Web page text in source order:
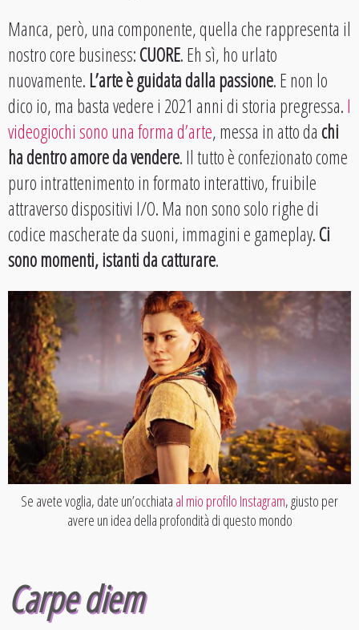
Manca, però, una componente, quella che rappresenta il
nostro core business:CUORE. Eh sì, ho urlato
nuovamente.L’arte è guidata dalla passione. E non lo
dico io, ma basta vedere i 2021 anni di storia pregressa.I
videogiochi sono una forma d’arte, messa in atto dachi
ha dentro amore da vendere. Il tutto è confezionato come
puro intrattenimento in formato interattivo, fruibile
attraverso dispositivi I/O. Ma non sono solo righe di
codice mascherate da suoni, immagini e gameplay.Ci
sono momenti, istanti da catturare.
Se avete voglia, date un’occhiata al mio profilo Instagram, giusto per
avere un idea della profondità di questo mondo
Carpe diem